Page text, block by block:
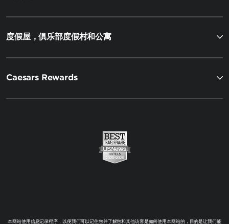
度假屋，俱乐部度假村和公寓
Caesars Rewards
本网站使用信息记录程序，以便我们可以记住您并了解您和其他访客是如何使用本网站的，目的是让我们能